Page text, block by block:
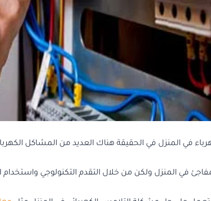
في المنزل في الحقيقة هناك العديد من المشاكل
في المنزل ولكن من خلال التقدم التكنولوجي واستخدام